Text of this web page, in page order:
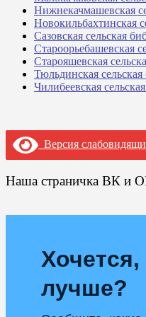
Нижнекачмашевская
Новокильбахтинская
Сазовская сельская
Староорьебашевская
Старояшевская
Тюльдинская
Чилибеевская
Версия
Наша страничка ВК и
лучше?